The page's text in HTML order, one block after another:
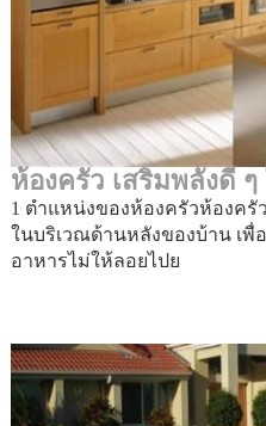
ห้องครัว เสริมพลังดี
1 ตำแหน่งของห้องครัวห้องค
ในบริเวณด้านหลังของบ้าน เพื่
อาหารไม่ให้ลอยไปย